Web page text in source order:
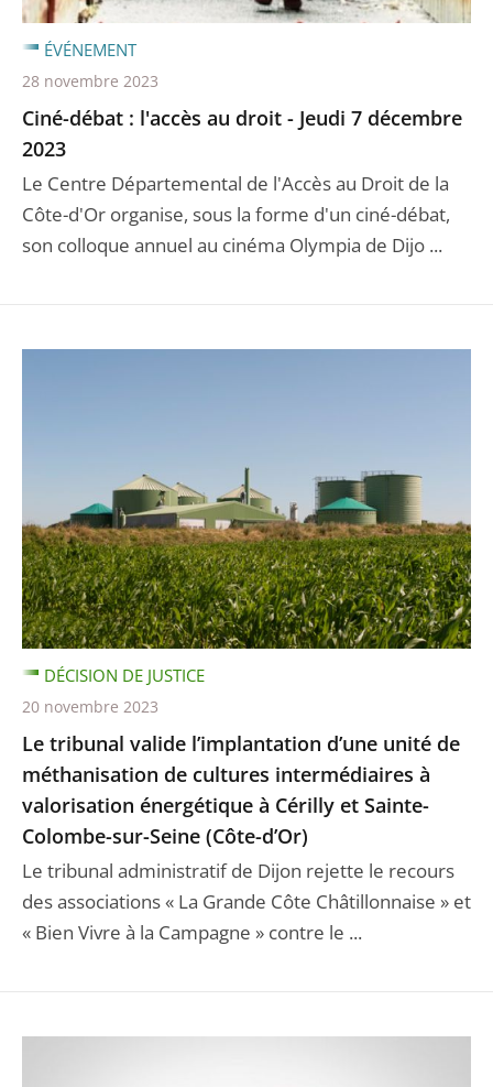
Ciné-débat : l'accès au droit - Jeudi 7 décembre
2023
Le Centre Départemental de l'Accès au Droit de la
Côte-d'Or organise, sous la forme d'un ciné-débat,
son colloque annuel au cinéma Olympia de Dijo ...
ÉVÉNEMENT
28 novembre 2023
Le tribunal valide l’implantation d’une unité de
méthanisation de cultures intermédiaires à
valorisation énergétique à Cérilly et Sainte-
Colombe-sur-Seine (Côte-d’Or)
Le tribunal administratif de Dijon rejette le recours
des associations « La Grande Côte Châtillonnaise » et
« Bien Vivre à la Campagne » contre le ...
DÉCISION DE JUSTICE
20 novembre 2023